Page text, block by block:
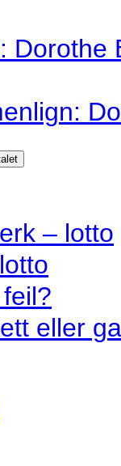
Dorothe
– lotto
eller